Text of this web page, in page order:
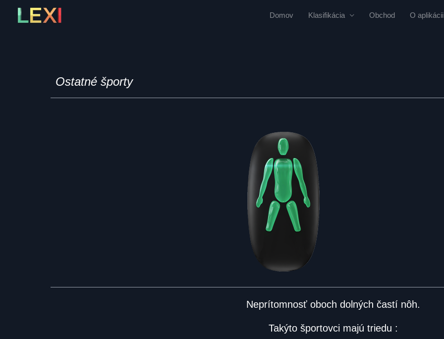
Domov Klasifikácia Obchod O aplikácii
Ostatné športy
Neprítomnosť oboch dolných častí nôh.
Takýto športovci majú triedu :